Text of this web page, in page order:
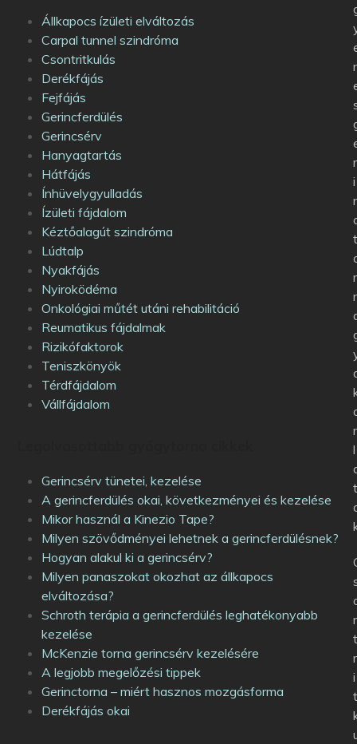
Állkapocs ízületi elváltozás
Carpal tunnel szindróma
Csontritkulás
Derékfájás
Fejfájás
Gerincferdülés
Gerincsérv
Hanyagtartás
Hátfájás
Ínhüvelygyulladás
Ízületi fájdalom
Kéztőalagút szindróma
Lúdtalp
Nyakfájás
Nyiroködéma
Onkológiai műtét utáni rehabilitáció
Reumatikus fájdalmak
Rizikófaktorok
Teniszkönyök
Térdfájdalom
Vállfájdalom
Gerincsérv tünetei, kezelése
A gerincferdülés okai, következményei és kezelése
Mikor használ a Kinezio Tape?
Milyen szövődményei lehetnek a gerincferdülésnek?
Hogyan alakul ki a gerincsérv?
Milyen panaszokat okozhat az állkapocs
elváltozása?
Schroth terápia a gerincferdülés leghatékonyabb
kezelése
McKenzie torna gerincsérv kezelésére
A legjobb megelőzési tippek
Gerinctorna – miért hasznos mozgásforma
Derékfájás okai
r
i
r
r
l
r
i